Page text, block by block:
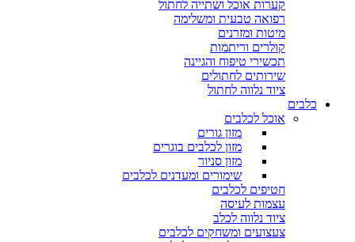
קערות אוכל ושתייה לחתול
רפואה טבעית ומשלימה
מיטות ומזרנים
קולרים וריתמות
תכשירי טיפוח והגיינה
שירותים לחתולים
ציוד נלווה לחתול
כלבים
אוכל לכלבים
מזון גורים
מזון לכלבים בוגרים
מזון סניור
שימורים ומעדנים לכלבים
חטיפים לכלבים
עצמות לעיסה
ציוד נלווה לכלב
צעצועים ומשחקים לכלבים